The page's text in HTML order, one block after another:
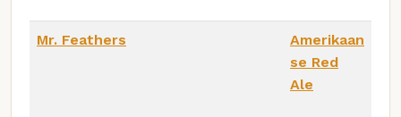
Mr. Feathers
Amerikaan
se Red
Ale